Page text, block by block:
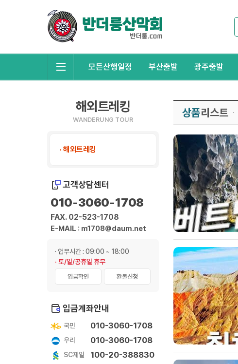
모든산행일정 부산출발 광주출발
해외트레킹
WANDERUNG TOUR
해외트레킹
고객상담센터
010-3060-1708
FAX. 02-523-1708
E-MAIL : m1708@daum.net
· 업무시간 : 09:00 ~ 18:00
· 토/일/공휴일 휴무
입금확인 환불신청
입금계좌안내
국민 010-3060-1708
우리 010-3060-1708
SC제일 100-20-388830
상품리스트